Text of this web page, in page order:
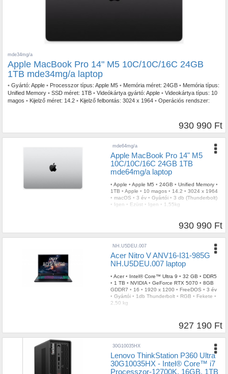
mde34mg/a
Apple MacBook Pro 14" M5 10C/10C/16C 24GB
1TB mde34mg/a laptop
• Gyártó: Apple • Processzor típus: Apple M5 • Memória méret: 24GB • Memória típus:
Unified Memory • SSD méret: 1TB • Videókártya gyártó: Apple • Videokártya típus: 10
magos • Kijelző méret: 14.2 • Kijelző felbontás: 3024 x 1964 • Operációs rendszer:
930 990 Ft
mde64mg/a
Apple MacBook Pro 14" M5
10C/10C/16C 24GB 1TB
mde64mg/a laptop
• Apple • Apple M5 • 24GB • Unified Memory •
1TB • Apple • 10 magos • 14.2 • 3024 x 1964
• macOS • 3 év • Gyártói • 3 db (Thunderbolt)
• Igen • Ezüst • Igen • 1,55kg
930 990 Ft
NH.U5DEU.007
Acer Nitro V ANV16-I31-985G
NH.U5DEU.007 laptop
• Acer • Intel® Core™ Ultra 9 • 32 GB • DDR5
• 1 TB • NVIDIA • GeForce RTX 5070 • 8GB
GDDR7 • 16 • 1920 x 1200 • FreeDOS • 3 év
• Gyártói • 1db Thunderbolt • RGB • Fekete •
2,50 kg
927 190 Ft
30G10035HX
Lenovo ThinkStation P360 Ultra
30G10035HX - Intel® Core™ i7
Processzor-12700K, 16GB, 1TB